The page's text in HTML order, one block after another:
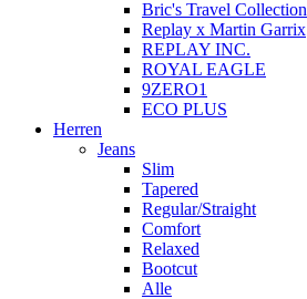
Bric's Travel Collection
Replay x Martin Garrix
REPLAY INC.
ROYAL EAGLE
9ZERO1
ECO PLUS
Herren
Jeans
Slim
Tapered
Regular/Straight
Comfort
Relaxed
Bootcut
Alle